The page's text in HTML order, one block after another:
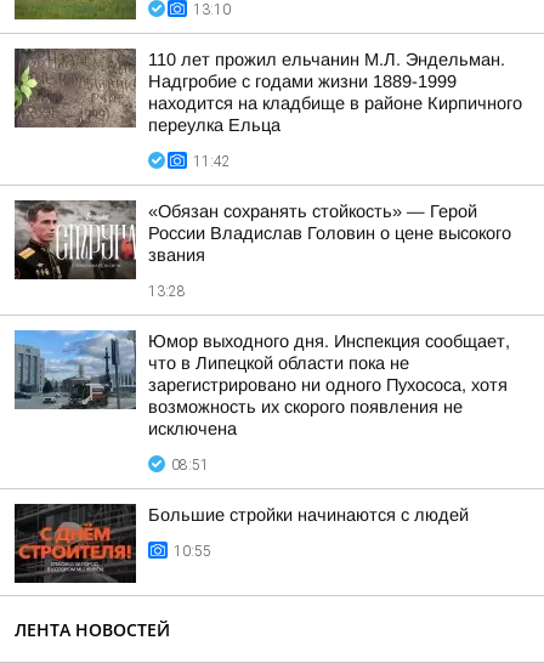
13:10
110 лет прожил ельчанин М.Л. Эндельман.
Надгробие с годами жизни 1889-1999
находится на кладбище в районе Кирпичного
переулка Ельца
11:42
«Обязан сохранять стойкость» — Герой
России Владислав Головин о цене высокого
звания
13:28
Юмор выходного дня. Инспекция сообщает,
что в Липецкой области пока не
зарегистрировано ни одного Пухососа, хотя
возможность их скорого появления не
исключена
08:51
Большие стройки начинаются с людей
10:55
ЛЕНТА НОВОСТЕЙ